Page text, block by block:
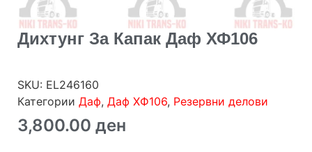
Дихтунг За Капак Даф ХФ106
SKU: EL246160
Категории Даф, Даф ХФ106, Резервни делови
3,800.00 ден